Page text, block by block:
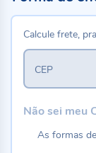
Calcule frete,
CEP
Não sei meu
As formas